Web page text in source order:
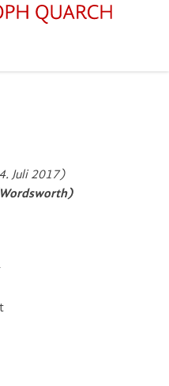
Juli 2017)